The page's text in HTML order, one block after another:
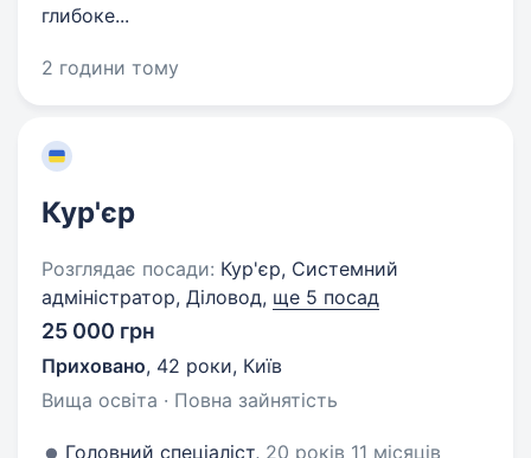
глибоке...
2 години тому
Кур'єр
Розглядає посади: Кур'єр, Системний
адміністратор, Діловод, ще 5 посад
25 000 грн
Приховано, 42 роки, Київ
Вища освіта · Повна зайнятість
Головний спеціаліст, 20 років 11 місяців